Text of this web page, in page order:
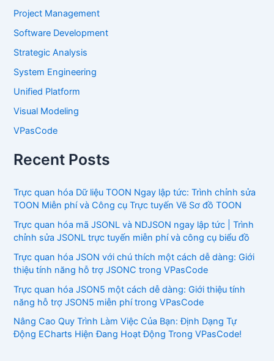
Project Management
Software Development
Strategic Analysis
System Engineering
Unified Platform
Visual Modeling
VPasCode
Recent Posts
Trực quan hóa Dữ liệu TOON Ngay lập tức: Trình chỉnh sửa
TOON Miễn phí và Công cụ Trực tuyến Vẽ Sơ đồ TOON
Trực quan hóa mã JSONL và NDJSON ngay lập tức | Trình
chỉnh sửa JSONL trực tuyến miễn phí và công cụ biểu đồ
Trực quan hóa JSON với chú thích một cách dễ dàng: Giới
thiệu tính năng hỗ trợ JSONC trong VPasCode
Trực quan hóa JSON5 một cách dễ dàng: Giới thiệu tính
năng hỗ trợ JSON5 miễn phí trong VPasCode
Nâng Cao Quy Trình Làm Việc Của Bạn: Định Dạng Tự
Động ECharts Hiện Đang Hoạt Động Trong VPasCode!